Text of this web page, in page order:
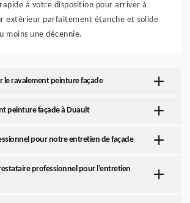
à votre disposition pour arriver à
extérieur parfaitement étanche et solide
moins une décennie.
le ravalement peinture façade
peinture façade à Duault
pour notre entretien de façade
professionnel pour l’entretien